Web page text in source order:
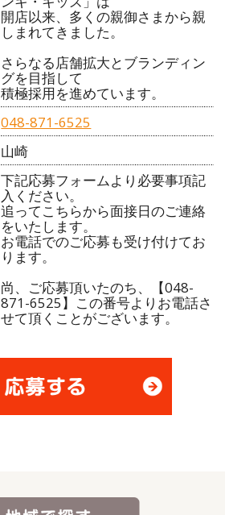
開店以来、多くの親御さまから親
しまれてきました。
さらなる店舗拡大とブランディン
グを目指して
積極採用を進めています。
048-871-6525
山崎
下記応募フォームより必要事項記
入ください。
追ってこちらから面接日のご連絡
をいたします。
お電話でのご応募も受け付けてお
ります。
尚、ご応募頂いたのち、【048-
871-6525】この番号よりお電話さ
せて頂くことがございます。